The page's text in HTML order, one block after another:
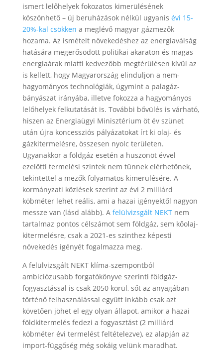
ismert lelőhelyek fokozatos kimerülésének
köszönhető – új beruházások nélkül ugyanis évi 15-
20%-kal csökken a meglévő magyar gázmezők
hozama. Az ismételt növekedéshez az energiaválság
hatására megerősödött politikai akaraton és magas
energiaárak miatti kedvezőbb megtérülésen kívül az
is kellett, hogy Magyarország elinduljon a nem-
hagyományos technológiák, úgymint a palagáz-
bányászat irányába, illetve fokozza a hagyományos
lelőhelyek felkutatását is. További bővülés is várható,
hiszen az Energiaügyi Minisztérium öt év szünet
után újra koncessziós pályázatokat írt ki olaj- és
gázkitermelésre, összesen nyolc területen.
Ugyanakkor a földgáz esetén a huszonöt évvel
ezelőtti termelési szintek nem tűnnek elérhetőnek,
tekintettel a mezők folyamatos kimerülésére. A
kormányzati közlések szerint az évi 2 milliárd
köbméter lehet reális, ami a hazai igényektől nagyon
messze van (lásd alább). A felülvizsgált NEKTnem
tartalmaz pontos célszámot sem földgáz, sem kőolaj-
kitermelésre, csak a 2021-es szinthez képesti
növekedés igényét fogalmazza meg.
A felülvizsgált NEKT klíma-szempontból
ambiciózusabb forgatókönyve szerinti földgáz-
fogyasztással is csak 2050 körül, sőt az anyagában
történő felhasználással együtt inkább csak azt
követően jöhet el egy olyan állapot, amikor a hazai
földkitermelés fedezi a fogyasztást (2 milliárd
köbméter évi termelést feltételezve), ez alapján az
import-függőség még sokáig velünk maradhat.